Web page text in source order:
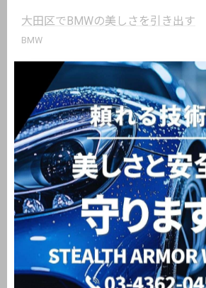
大田区でBMWの美しさを引き出す
BMW
< 前のページ 一覧に戻る
関連タグ
#大田区 #新車販売 #